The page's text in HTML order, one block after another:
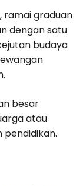
ramai graduan
dengan satu
budaya
besar
atau
pendidikan.